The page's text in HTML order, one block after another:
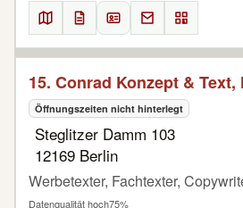
15. Conrad Konzept & Text,
Öffnungszeiten nicht hinterlegt
Steglitzer Damm 103
12169 Berlin
Werbetexter, Fachtexter,
Datenqualität hoch75%